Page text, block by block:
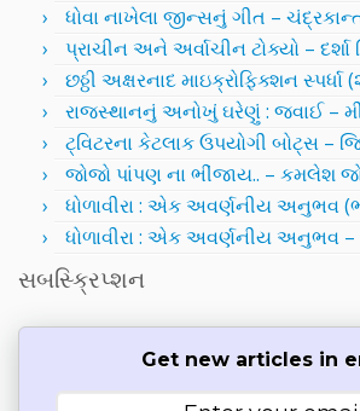
ધોવા નાખેલા જીન્સનું ગીત –
પ્રાચીન અને અર્વાચીન ટોક્યો – દર્શા
છઠ્ઠી અક્ષરનાદ માઇક્રોફિક્શન સ્પર્ધા
રાજસ્થાનનું અનોખું ઘરેણું : જવાઈ –
ટ્વિટરના કેટલાક ઉપયોગી બોટ્સ –
જોજો પાંપણ ના ભીંજાય.. – કમલેશ
ધોળાવીરા : એક અવર્ણનીય અનુભવ
ધોળાવીરા : એક અવર્ણનીય અનુભવ –
સબસ્ક્રિપ્શન
Get new articles in